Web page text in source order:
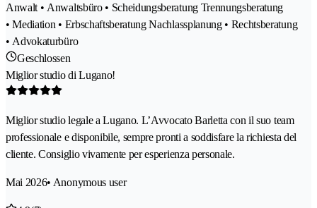
Anwalt • Anwaltsbüro • Scheidungsberatung Trennungsberatung
• Mediation • Erbschaftsberatung Nachlassplanung • Rechtsberatung
• Advokaturbüro
Geschlossen
Miglior studio di Lugano!
Miglior studio legale a Lugano. L’Avvocato Barletta con il suo team
professionale e disponibile, sempre pronti a soddisfare la richiesta del
cliente. Consiglio vivamente per esperienza personale.
Mai 2026• Anonymous user